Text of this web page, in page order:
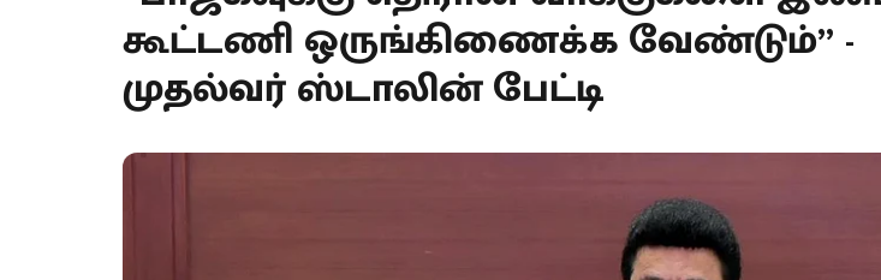
கூட்டணி ஒருங்கிணைக்க வேண்டும்” -
முதல்வர் ஸ்டாலின் பேட்டி